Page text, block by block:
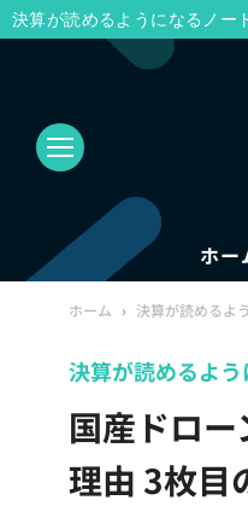
ホー
ホーム › 決算が読めるよ
国産ドロ
理由 3枚目
決算が読めるよ
決算が読めるようになるノー